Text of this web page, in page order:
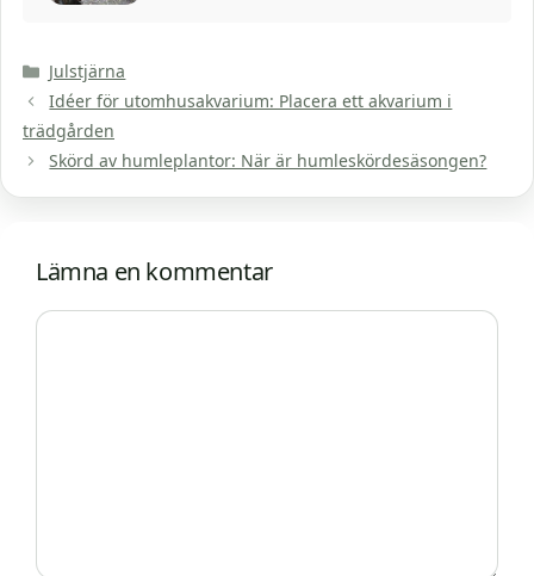
Kategorier
Julstjärna
Idéer för utomhusakvarium: Placera ett akvarium i
trädgården
Skörd av humleplantor: När är humleskördesäsongen?
Lämna en kommentar
Kommentar